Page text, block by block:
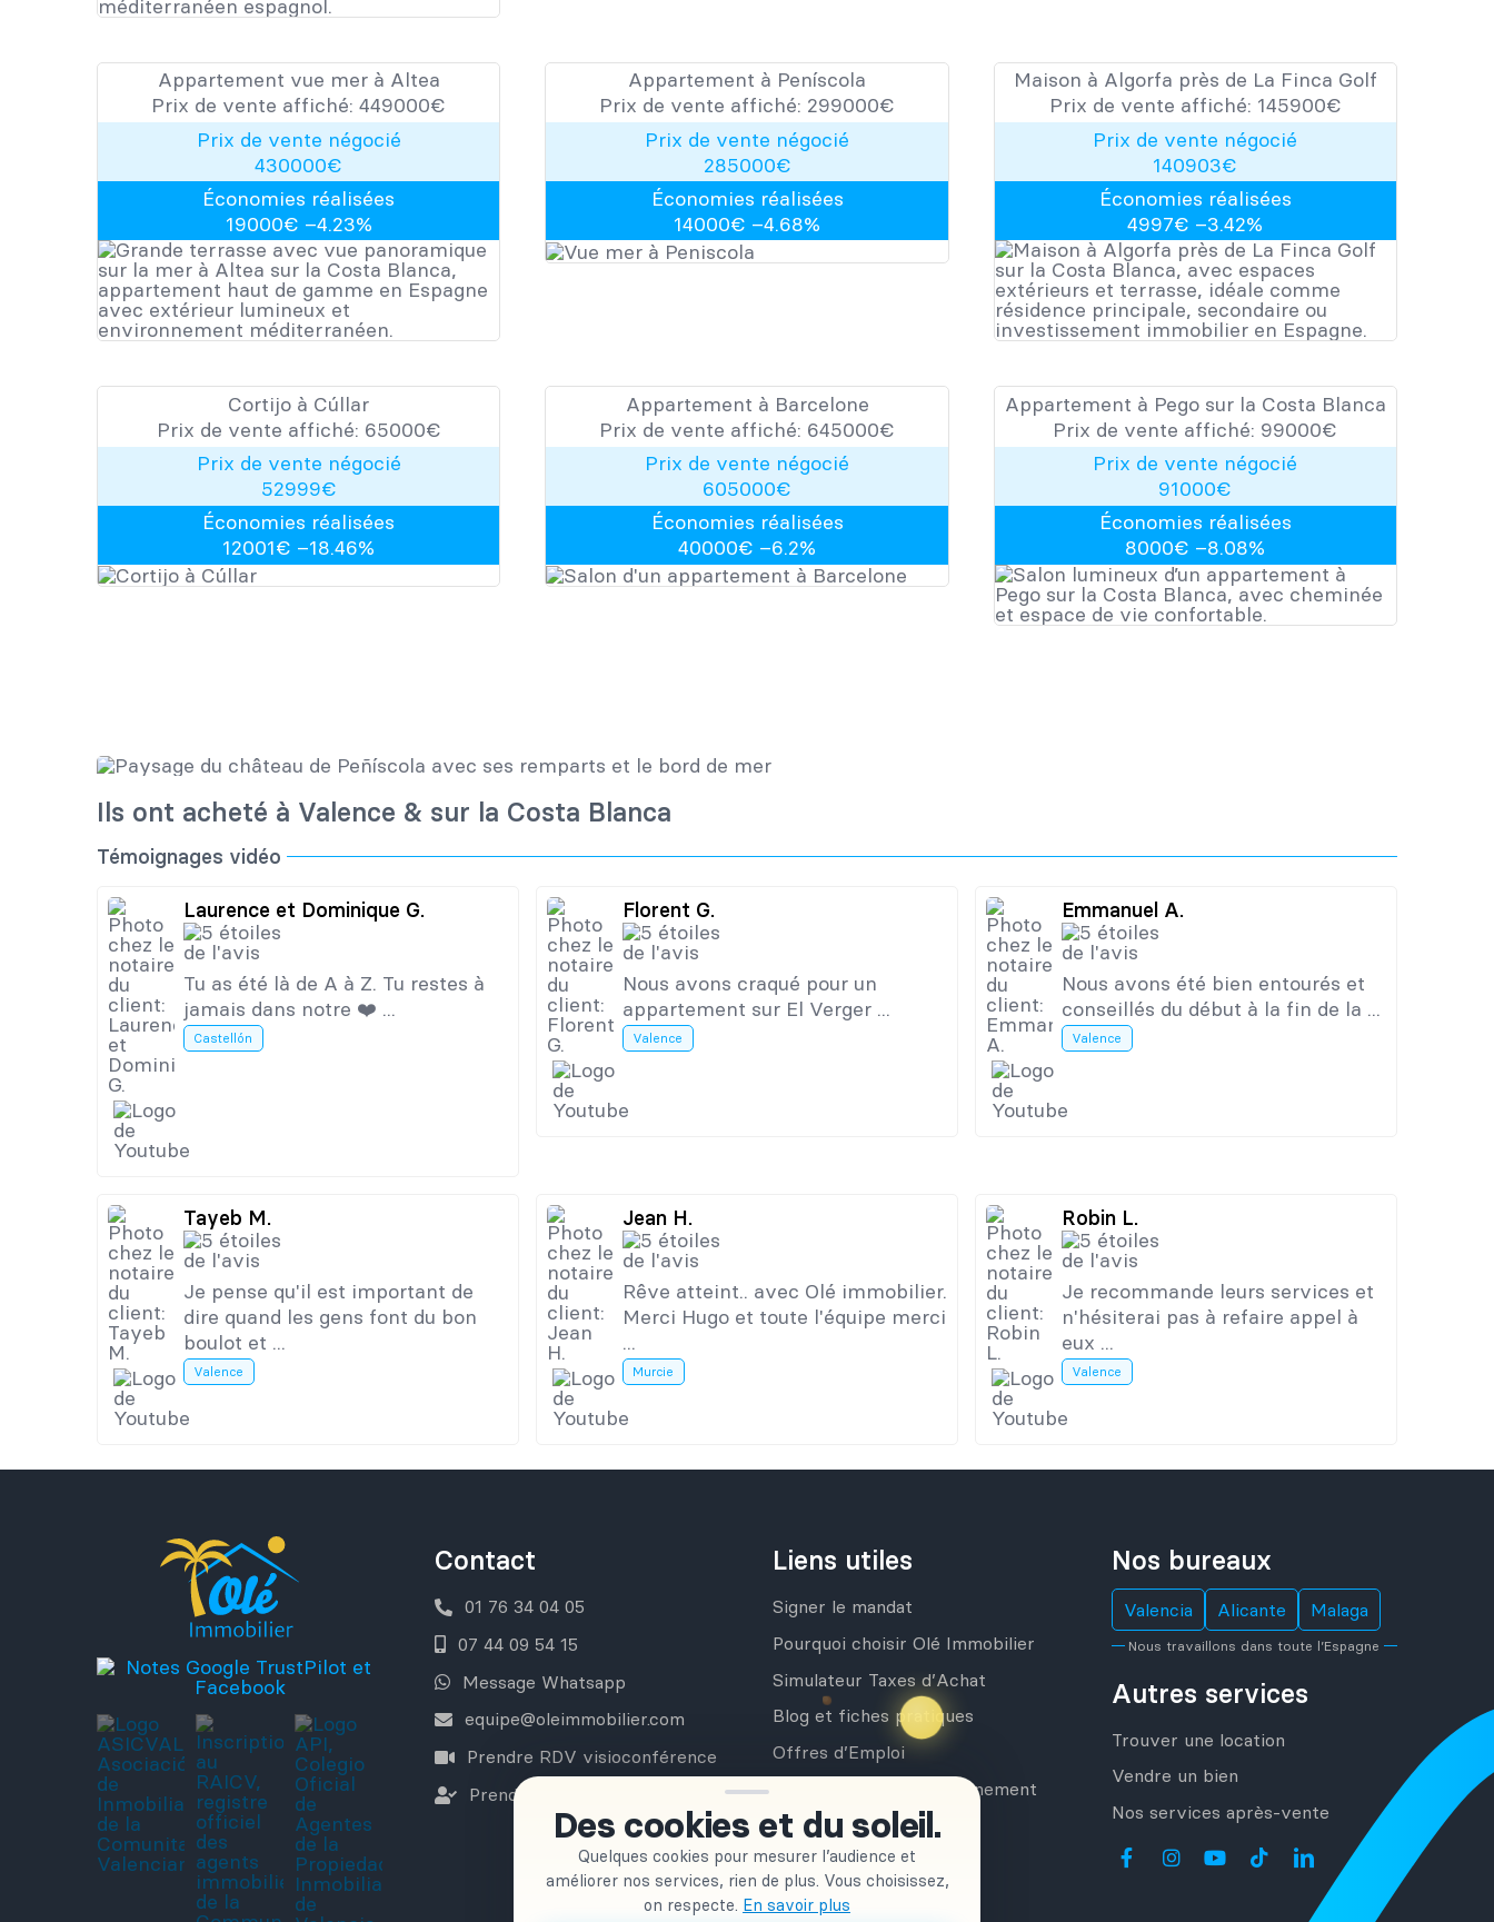
Des cookies et du soleil.
Quelques cookies pour mesurer l’audience et
améliorer nos services, rien de plus. Vous choisissez,
on respecte. En savoir plus
Appartement vue mer à Altea
Prix de vente affiché:449000​​€
Prix de vente négocié
430000€
Économies réalisées
19000€ –4.23%
Appartement à Peníscola
Prix de vente affiché: 299000​​€
Prix de vente négocié
285000€
Économies réalisées
14000€ –4.68%
Maison à Algorfa près de La Finca Golf
Prix de vente affiché: 145900​​€
Prix de vente négocié
140903€
Économies réalisées
4997€ –3.42%
Cortijo à Cúllar
Prix de vente affiché: 65000​​€
Prix de vente négocié
52999€
Économies réalisées
12001€ –18.46%
Appartement à Barcelone
Prix de vente affiché: 645000​​€
Prix de vente négocié
605000€
Économies réalisées
40000€ –6.2%
Appartement à Pego sur la Costa Blanca
Prix de vente affiché: 99000​​€
Prix de vente négocié
91000€
Économies réalisées
8000€ –8.08%
Ils ont acheté à Valence & sur la Costa Blanca
Témoignages vidéo
Laurence et Dominique G.
Tu as été là de A à Z. Tu restes à
jamais dans notre ❤️ ...
Castellón
Florent G.
Nous avons craqué pour un
appartement sur El Verger ...
Valence
Emmanuel A.
Nous avons été bien entourés et
conseillés du début à la fin de la ...
Valence
Tayeb M.
Je pense qu'il est important de
dire quand les gens font du bon
boulot et ...
Valence
Jean H.
Rêve atteint.. avec Olé immobilier.
Merci Hugo et toute l'équipe merci
...
Murcie
Robin L.
Je recommande leurs services et
n'hésiterai pas à refaire appel à
eux ...
Valence
Contact
01 76 34 04 05
07 44 09 54 15
Message Whatsapp
equipe@oleimmobilier.com
Prendre RDV visioconférence
Prendre RDV sur place
Liens utiles
Signer le mandat
Pourquoi choisir Olé Immobilier
Simulateur Taxes d’Achat
Blog et fiches pratiques
Offres d’Emploi
Acheter sans accompagnement
Newsletter
Nos bureaux
Valencia Alicante Malaga
Nous travaillons dans toute l’Espagne
Autres services
Trouver une location
Vendre un bien
Nos services après-vente